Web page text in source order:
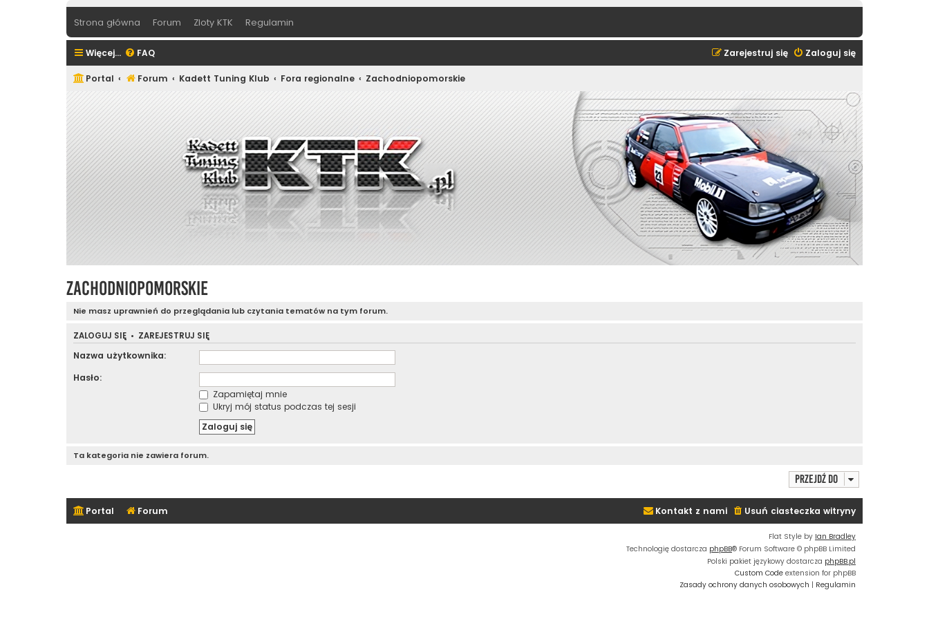
Strona główna Forum Zloty KTK Regulamin
Więcej… FAQ Zaloguj się
Zarejestruj się
Portal Forum Kadett Tuning Klub Fora regionalne Zachodniopomorskie
Zachodniopomorskie
Nie masz uprawnień do przeglądania lub czytania tematów na tym forum.
ZALOGUJ SIĘ • ZAREJESTRUJ SIĘ
Nazwa użytkownika:
Hasło:
Zapamiętaj mnie
Ukryj mój status podczas tej sesji
Ta kategoria nie zawiera forum.
Przejdź do
Portal Forum Usuń ciasteczka witryny
Kontakt z nami
Flat Style by Ian Bradley
Technologię dostarcza phpBB® Forum Software © phpBB Limited
Polski pakiet językowy dostarcza phpBB.pl
Custom Code extension for phpBB
Zasady ochrony danych osobowych | Regulamin